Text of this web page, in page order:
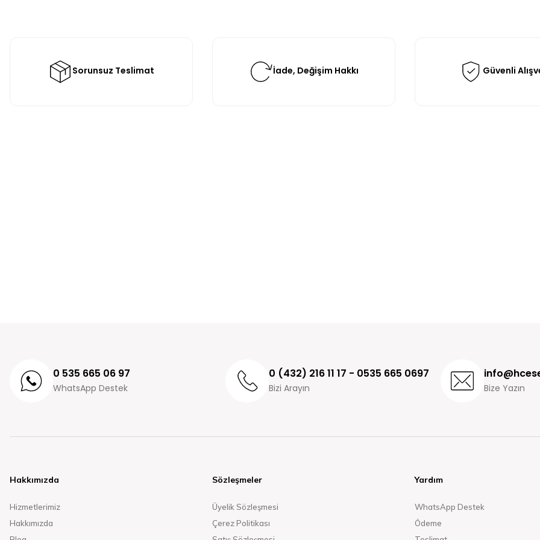
Sorunsuz Teslimat İade, Değişim Hakkı Güvenli
0 535 665 06 97
WhatsApp Destek
0 (432) 216 11 17 - 0535 665 0697
Bizi Arayın Bize Yazın
Hakkımızda
Hizmetlerimiz
Hakkımızda
Sözleşmeler
Üyelik Sözleşmesi
Çerez Politikası
Yardım
WhatsApp Destek
Ödeme